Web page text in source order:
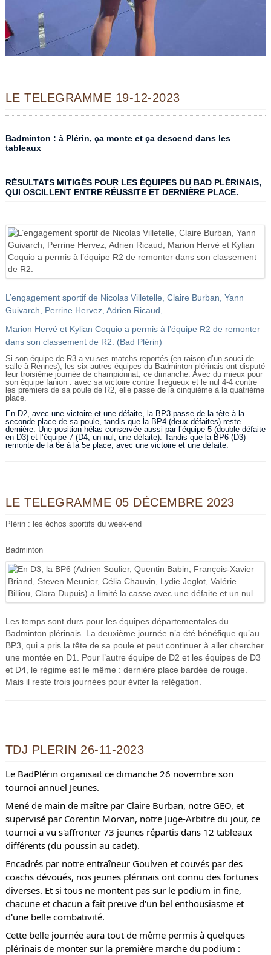
LE TELEGRAMME 19-12-2023
Badminton : à Plérin, ça monte et ça descend dans les
tableaux
RÉSULTATS MITIGÉS POUR LES ÉQUIPES DU BAD PLÉRINAIS,
QUI OSCILLENT ENTRE RÉUSSITE ET DERNIÈRE PLACE.
L’engagement sportif de Nicolas Villetelle, Claire Burban, Yann
Guivarch, Perrine Hervez, Adrien Ricaud,
Marion Hervé et Kylian Coquio a permis à l’équipe R2 de remonter
dans son classement de R2. (Bad Plérin)
Si son équipe de R3 a vu ses matchs reportés (en raison d’un souci de
salle à Rennes), les six autres équipes du Badminton plérinais ont disputé
leur troisième journée de championnat, ce dimanche. Avec du mieux pour
son équipe fanion : avec sa victoire contre Trégueux et le nul 4-4 contre
les premiers de sa poule de R2, elle passe de la cinquième à la quatrième
place.
En D2, avec une victoire et une défaite, la BP3 passe de la tête à la
seconde place de sa poule, tandis que la BP4 (deux défaites) reste
dernière. Une position hélas conservée aussi par l’équipe 5 (double défaite
en D3) et l’équipe 7 (D4, un nul, une défaite). Tandis que la BP6 (D3)
remonte de la 6e à la 5e place, avec une victoire et une défaite.
LE TELEGRAMME 05 DÉCEMBRE 2023
Plérin : les échos sportifs du week-end
Badminton
Les temps sont durs pour les équipes départementales du
Badminton plérinais. La deuxième journée n’a été bénéfique qu’au
BP3, qui a pris la tête de sa poule et peut continuer à aller chercher
une montée en D1. Pour l’autre équipe de D2 et les équipes de D3
et D4, le régime est le même : dernière place bardée de rouge.
Mais il reste trois journées pour éviter la relégation.
TDJ PLERIN 26-11-2023
Le BadPlérin organisait ce dimanche 26 novembre son
tournoi annuel Jeunes.
Mené de main de maître par Claire Burban, notre GEO, et
supervisé par Corentin Morvan, notre Juge-Arbitre du jour, ce
tournoi a vu s'affronter 73 jeunes répartis dans 12 tableaux
différents (du poussin au cadet).
Encadrés par notre entraîneur Goulven et couvés par des
coachs dévoués, nos jeunes plérinais ont connu des fortunes
diverses. Et si tous ne montent pas sur le podium in fine,
chacune et chacun a fait preuve d'un bel enthousiasme et
d'une belle combativité.
Cette belle journée aura tout de même permis à quelques
plérinais de monter sur la première marche du podium :